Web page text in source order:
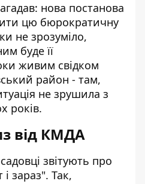
нова постанова
цю бюрократичну
не зрозуміло,
буде її
живим свідком
район - там,
не зрушила з
років.
від КМДА
звітують про
зараз". Так,